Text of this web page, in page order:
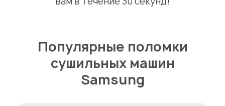
Популярные поломки
сушильных машин
Samsung